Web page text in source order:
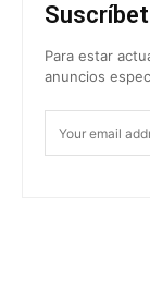
Para estar
anuncios